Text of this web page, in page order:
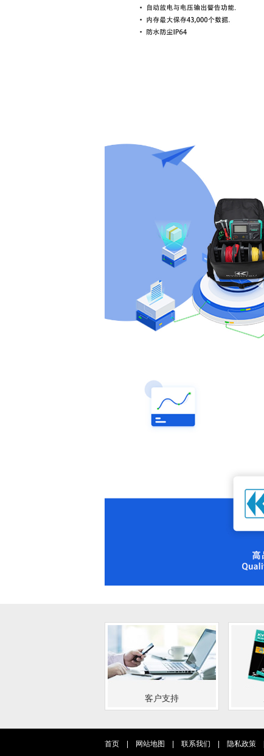
客户支持
首页 网站地图 联系我们 隐私政策